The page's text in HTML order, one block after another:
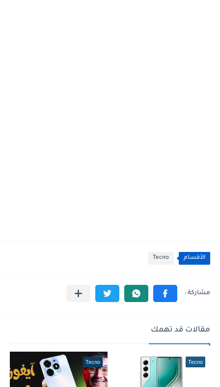
الأقسام Tecno
مقالات قد تهمك
Tecno
Tecno